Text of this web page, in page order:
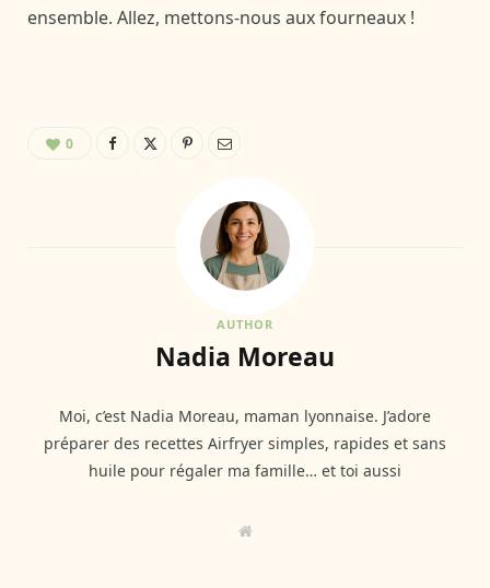
ensemble. Allez, mettons-nous aux fourneaux !
0
AUTHOR
Nadia Moreau
Moi, c’est Nadia Moreau, maman lyonnaise. J’adore
préparer des recettes Airfryer simples, rapides et sans
huile pour régaler ma famille… et toi aussi
W